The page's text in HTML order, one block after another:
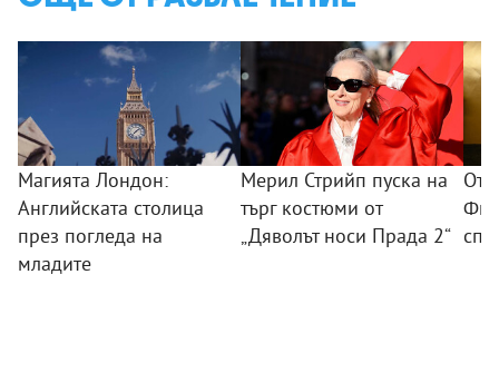
Магията Лондон:
Английската столица
през погледа на
младите
Мерил Стрийп пуска на
търг костюми от
„Дяволът носи Прада 2“
От